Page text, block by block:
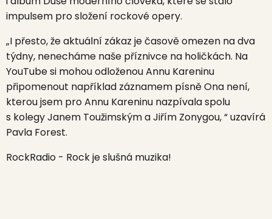
impulsem pro složení rockové opery.
„I přesto, že aktuální zákaz je časově omezen na dva
týdny, nenecháme naše příznivce na holičkách. Na
YouTube si mohou odloženou Annu Kareninu
připomenout například záznamem písně Ona není,
kterou jsem pro Annu Kareninu nazpívala spolu
s kolegy Janem Toužimským a Jiřím Zonygou, “ uzavírá
Pavla Forest.
RockRadio - Rock je slušná muzika!